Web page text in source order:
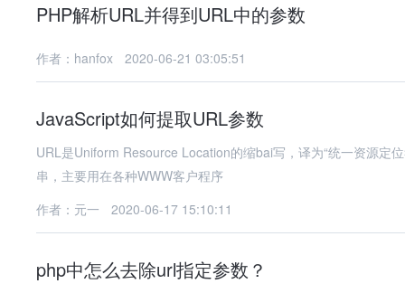
PHP解析URL并得到URL中的参数
作者：hanfox 2020-06-21 03:05:51
JavaScript如何提取URL参数
URL是Uniform Resource Location的缩bai写，译为“统一资源定
串，主要用在各种WWW客户程序
作者：元一
2020-06-17 15:10:11
php中怎么去除url指定参数？